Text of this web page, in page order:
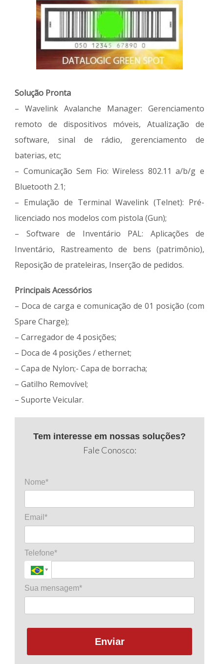
Solução Pronta
– Wavelink Avalanche Manager: Gerenciamento
remoto de dispositivos móveis, Atualização de
software, sinal de rádio, gerenciamento de
baterias, etc;
– Comunicação Sem Fio: Wireless 802.11 a/b/g e
Bluetooth 2.1;
– Emulação de Terminal Wavelink (Telnet): Pré-
licenciado nos modelos com pistola (Gun);
– Software de Inventário PAL: Aplicações de
Inventário, Rastreamento de bens (patrimônio),
Reposição de prateleiras, Inserção de pedidos.
Principais Acessórios
– Doca de carga e comunicação de 01 posição (com
Spare Charge);
– Carregador de 4 posições;
– Doca de 4 posições / ethernet;
– Capa de Nylon;- Capa de borracha;
– Gatilho Removível;
– Suporte Veicular.
Tem interesse em nossas soluções?
Fale Conosco:
Nome*
Email*
Telefone*
Sua mensagem*
Enviar